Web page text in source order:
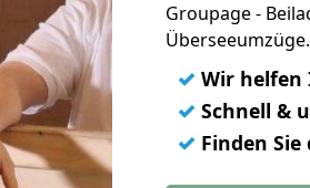
Groupage -
Überseeumzüge.
✓ Wir helfen
✓ Schnell &
✓ Finden